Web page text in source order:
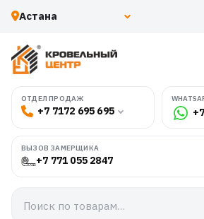
ОТДЕЛ ПРОДАЖ
+7 7172 695 695
ВЫЗОВ ЗАМЕРЩИКА
+7 771 055 2847